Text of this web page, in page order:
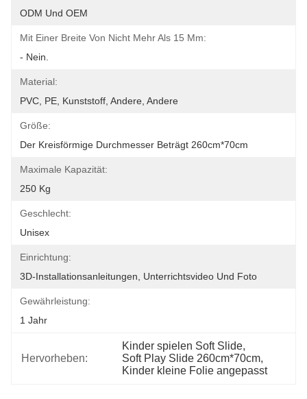
ODM Und OEM
Mit Einer Breite Von Nicht Mehr Als 15 Mm:
- Nein.
Material:
PVC, PE, Kunststoff, Andere, Andere
Größe:
Der Kreisförmige Durchmesser Beträgt 260cm*70cm
Maximale Kapazität:
250 Kg
Geschlecht:
Unisex
Einrichtung:
3D-Installationsanleitungen, Unterrichtsvideo Und Foto
Gewährleistung:
1 Jahr
Hervorheben:
Kinder spielen Soft Slide,
Soft Play Slide 260cm*70cm,
Kinder kleine Folie angepasst